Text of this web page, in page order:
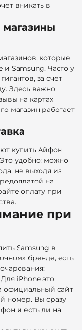
вникать в
которые
и Samsung. Часто у
за счет
Здесь важно
на картах
магазин работает
купить Айфон
удобно: можно
не выходя из
на
оплату при
при
Samsung в
бренде, есть
iPhone это
официальный сайт
номер. Вы сразу
и есть ли на